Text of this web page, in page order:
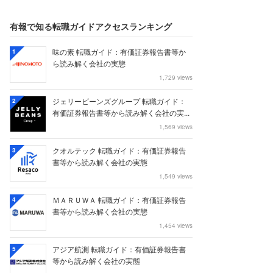
有報で知る転職ガイドアクセスランキング
1
味の素 転職ガイド：有価証券報告書等か
ら読み解く会社の実態
1,729 views
2
ジェリービーンズグループ 転職ガイド：
有価証券報告書等から読み解く会社の実...
1,569 views
3
クオルテック 転職ガイド：有価証券報告
書等から読み解く会社の実態
1,549 views
4
ＭＡＲＵＷＡ 転職ガイド：有価証券報告
書等から読み解く会社の実態
1,454 views
5
アジア航測 転職ガイド：有価証券報告書
等から読み解く会社の実態